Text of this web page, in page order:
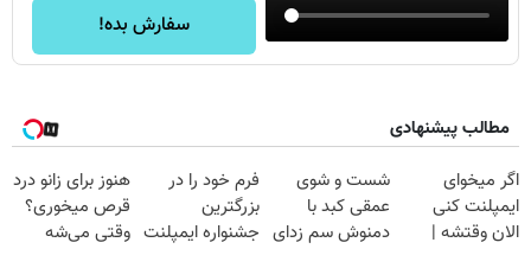
سفارش بده!
مطالب پیشنهادی
اگر میخوای
ایمپلنت کنی
الان وقتشه |
شست و شوی
عمقی کبد با
دمنوش سم زدای
فرم خود را در
بزرگترین
جشنواره ایمپلنت
هنوز برای زانو درد
قرص میخوری؟
وقتی می‌شه